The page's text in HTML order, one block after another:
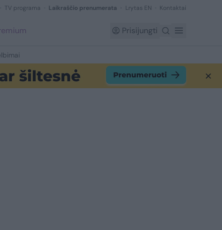
TV programa Laikraščio prenumerata Lrytas EN Kontaktai
Prisijungti